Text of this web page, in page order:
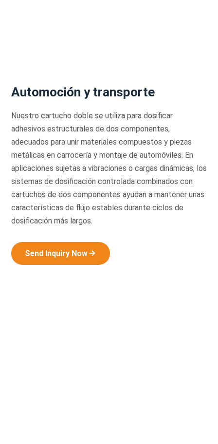
Automoción y transporte
Nuestro cartucho doble se utiliza para dosificar
adhesivos estructurales de dos componentes,
adecuados para unir materiales compuestos y piezas
metálicas en carrocería y montaje de automóviles. En
aplicaciones sujetas a vibraciones o cargas dinámicas, los
sistemas de dosificación controlada combinados con
cartuchos de dos componentes ayudan a mantener unas
características de flujo estables durante ciclos de
dosificación más largos.
Send Inquiry Now